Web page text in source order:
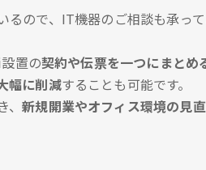
ので、IT機器のご相談も承って
置の契約や伝票を一つにまとめ
幅に削減することも可能です。
、新規開業やオフィス環境の見